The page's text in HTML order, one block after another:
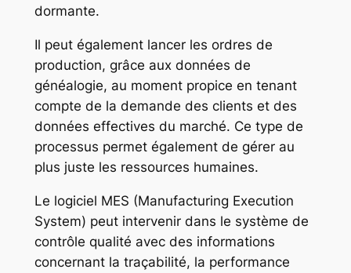
dormante.
Il peut également lancer les ordres de
production, grâce aux données de
généalogie, au moment propice en tenant
compte de la demande des clients et des
données effectives du marché. Ce type de
processus permet également de gérer au
plus juste les ressources humaines.
Le logiciel MES (Manufacturing Execution
System) peut intervenir dans le système de
contrôle qualité avec des informations
concernant la traçabilité, la performance